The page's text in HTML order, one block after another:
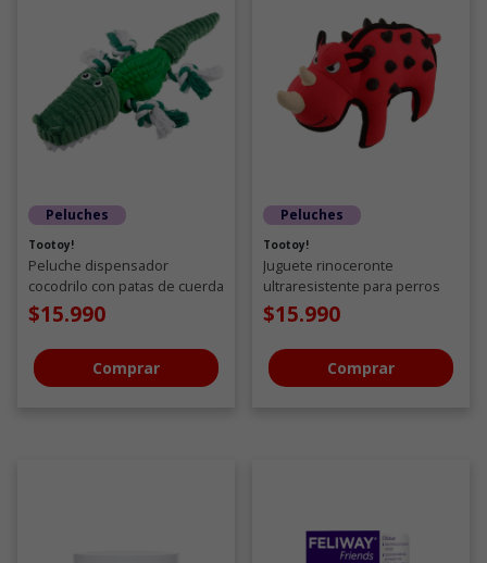
Peluches
Tootoy!
Peluche dispensador
cocodrilo con patas de cuerda
para perros
$15.990
Comprar
Peluches
Tootoy!
Juguete rinoceronte
ultraresistente para perros
$15.990
Comprar